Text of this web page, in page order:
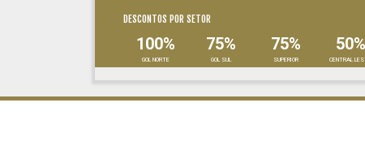
DESCONTOS POR SETOR
100%
GOL NORTE
75%
GOL SUL
75%
SUPERIOR
50%
CENTRAL